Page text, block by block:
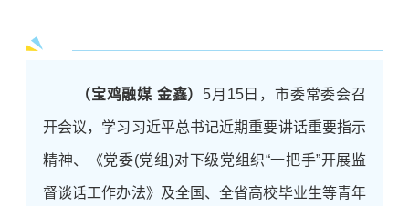
（宝鸡融媒 金鑫）5月15日，市委常委会召
开会议，学习习近平总书记近期重要讲话重要指示
精神、《党委(党组)对下级党组织“一把手”开展监
督谈话工作办法》及全国、全省高校毕业生等青年